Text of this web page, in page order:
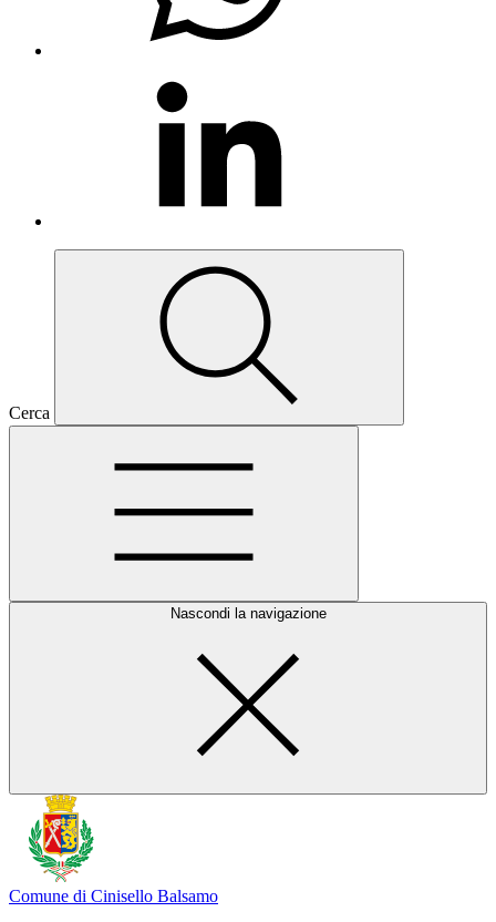
Cerca
Nascondi la navigazione
Comune di Cinisello Balsamo